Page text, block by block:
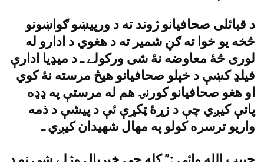
د قبائلى صحافيانو ژوند ته د ورپيښو ګواښونو
څخه يو خوا ته ګڼ شمير ته د هغوي د ادارو له
لورى څۀ معاوضه نۀ شى ورکولے ـ د ميډيا ادارې
فيلډ کښې د خپلو صحافيانو هيڅ مرسته نۀ کوي
او هغو صحافيانو کورنۍ هم له مرستې په ډډه
پاتې کيږي چې د زړۀ ټکړې ئې د پيشې د ذمه
واريو ترسره کولو په مهال شهيدان کيږي ـ